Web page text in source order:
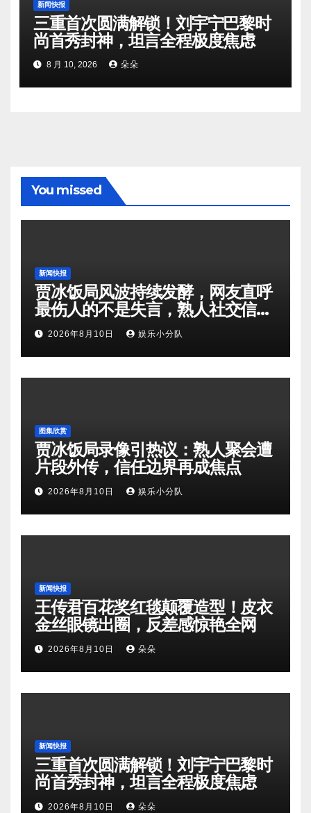
新闻快报
三重首次圆满解锁！刘宇宁巴黎时
尚首秀封神，坦言全程极度焦虑
8 月 10, 2026 朵朵
You missed
新闻快报
贾冰饭局风波持续发酵，网友直呼
最伤人的不是失言，熟人社交信任
受到拷问！
2026年8月10日 娱乐小分队
图集欣赏
贾冰饭局录像引热议：熟人聚会遭
片段外传，信任边界再成焦点
2026年8月10日 娱乐小分队
新闻快报
王传君百花奖红毯颠覆造型！皮衣
金丝眼镜出圈，反差感惊艳全网
2026年8月10日 朵朵
新闻快报
三重首次圆满解锁！刘宇宁巴黎时
尚首秀封神，坦言全程极度焦虑
2026年8月10日 朵朵